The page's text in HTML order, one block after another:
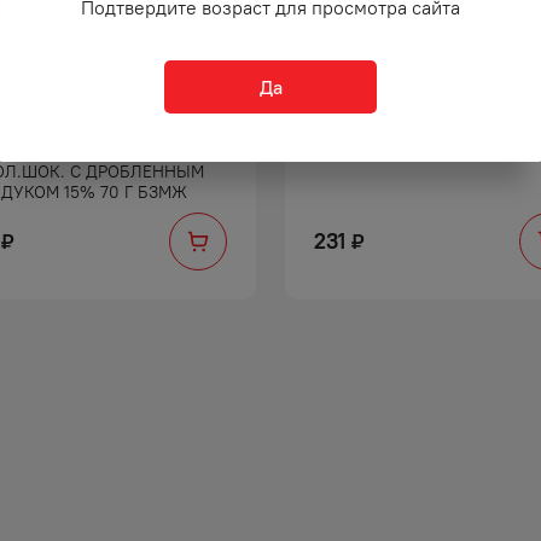
РОДИМАЯ
ЭСКИМО ПЛОМБИР
С ДРОБЛЕННЫМ
15% 70 Г БЗМЖ
₽
ПЛОМБИР БРИКЕТ 200
231 ₽
Подтвердите возраст для просмотра сайта
Да